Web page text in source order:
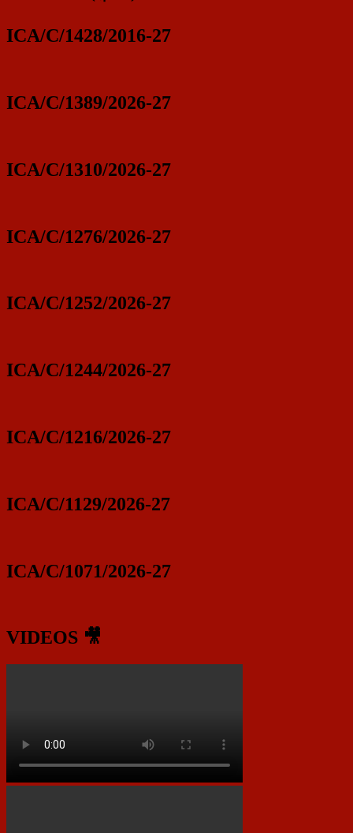
ICA/C/1428/2016-27
ICA/C/1389/2026-27
ICA/C/1310/2026-27
ICA/C/1276/2026-27
ICA/C/1252/2026-27
ICA/C/1244/2026-27
ICA/C/1216/2026-27
ICA/C/1129/2026-27
ICA/C/1071/2026-27
VIDEOS 🎥